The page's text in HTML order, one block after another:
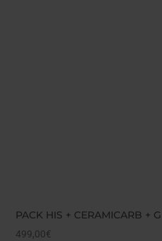
PACK HIS + CERAMICARB +
499,00€